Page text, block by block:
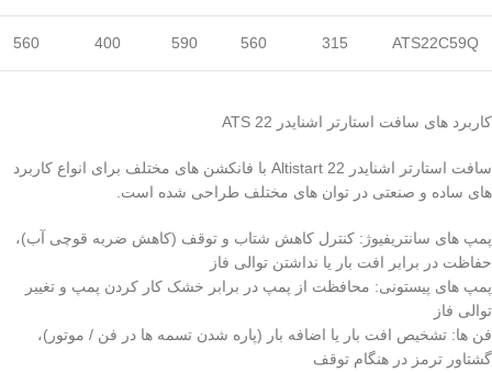
ATS22C59Q
315
560
590
400
560
کاربرد های سافت استارتر اشنایدر ATS 22
سافت استارتر اشنایدر Altistart 22 با فانکشن های مختلف برای انواع کاربرد
های ساده و صنعتی در توان های مختلف طراحی شده است.
پمپ های سانتریفیوژ: کنترل کاهش شتاب و توقف (کاهش ضربه قوچی آب)،
حفاظت در برابر افت بار یا نداشتن توالی فاز
پمپ های پیستونی: محافظت از پمپ در برابر خشک کار کردن پمپ و تغییر
توالی فاز
فن ها: تشخیص افت بار یا اضافه بار (پاره شدن تسمه ها در فن / موتور)،
گشتاور ترمز در هنگام توقف